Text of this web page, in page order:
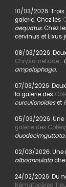
10/03/2026.
galerie. Chez les
aequatus. Chez
cervinus et Lixus
08/03/2026.
Chrysomelidae:
ampelophaga.
07/03/2026.
la galerie des
curculionoideset
05/03/2026. Une
galerie des
duodecimguttata.
02/03/2026. Une
alboannulata
24/02/2026. Du
Nématocères